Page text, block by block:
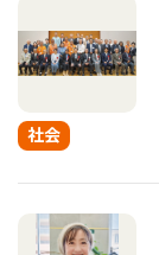
社会